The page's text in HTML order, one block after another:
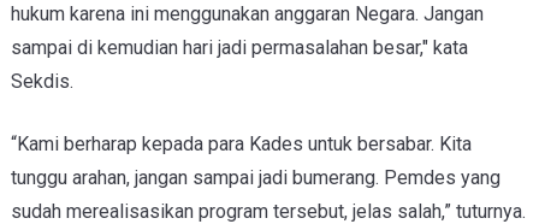
hukum karena ini menggunakan anggaran Negara. Jangan
sampai di kemudian hari jadi permasalahan besar," kata
Sekdis.
“Kami berharap kepada para Kades untuk bersabar. Kita
tunggu arahan, jangan sampai jadi bumerang. Pemdes yang
sudah merealisasikan program tersebut, jelas salah,” tuturnya.